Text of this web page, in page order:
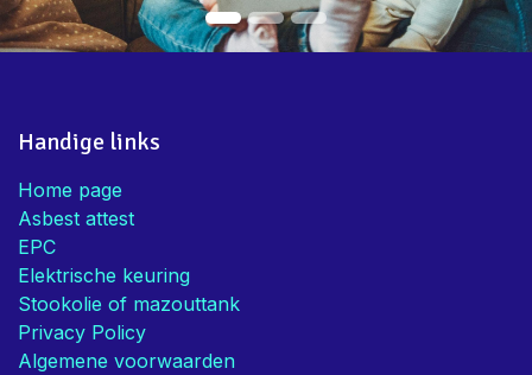
Handige links
Home page
Asbest attest
EPC
Elektrische keuring
Stookolie of mazouttank
Privacy Policy
Algemene voorwaarden